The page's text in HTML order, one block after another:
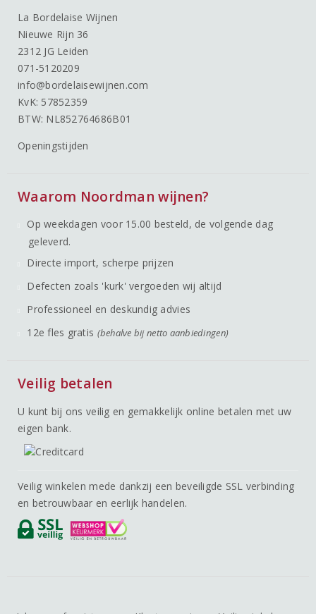
La Bordelaise Wijnen
Nieuwe Rijn 36
2312 JG Leiden
071-5120209
info@bordelaisewijnen.com
KvK: 57852359
BTW: NL852764686B01
Openingstijden
Waarom Noordman wijnen?
Op weekdagen voor 15.00 besteld, de volgende dag
geleverd.
Directe import, scherpe prijzen
Defecten zoals 'kurk' vergoeden wij altijd
Professioneel en deskundig advies
12e fles gratis (behalve bij netto aanbiedingen)
Veilig betalen
U kunt bij ons veilig en gemakkelijk online betalen met uw
eigen bank.
Veilig winkelen mede dankzij een beveiligde SSL verbinding
en betrouwbaar en eerlijk handelen.